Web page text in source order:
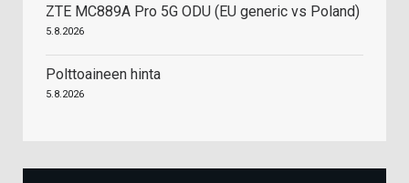
ZTE MC889A Pro 5G ODU (EU generic vs Poland)
5.8.2026
Polttoaineen hinta
5.8.2026